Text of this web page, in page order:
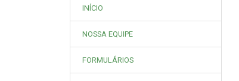
INÍCIO
NOSSA EQUIPE
FORMULÁRIOS